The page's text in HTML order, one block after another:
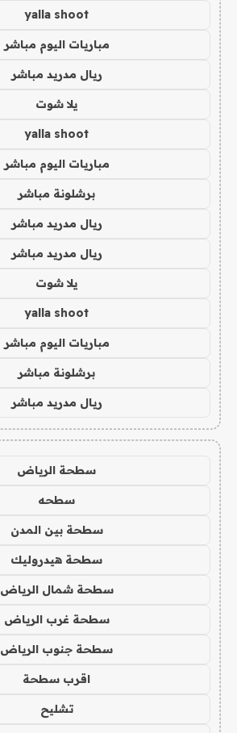
yalla shoot
مباريات اليوم مباشر
ريال مدريد مباشر
يلا شوت
yalla shoot
مباريات اليوم مباشر
برشلونة مباشر
ريال مدريد مباشر
ريال مدريد مباشر
يلا شوت
yalla shoot
مباريات اليوم مباشر
برشلونة مباشر
ريال مدريد مباشر
سطحة الرياض
سطحه
سطحة بين المدن
سطحة هيدروليك
سطحة شمال الرياض
سطحة غرب الرياض
سطحة جنوب الرياض
اقرب سطحة
تشليح